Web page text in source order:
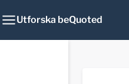
Utforska beQuoted